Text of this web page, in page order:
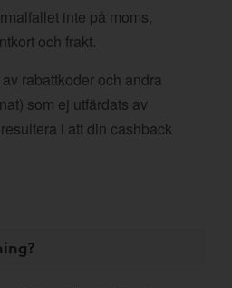
inte på moms,
och frakt.
rabattkoder och andra
som ej utfärdats av
i att din cashback